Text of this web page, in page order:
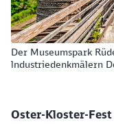
Der Museumspark
lndustriedenkmälern
Oster-Kloster-